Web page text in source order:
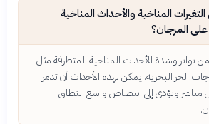
المناخية والأحداث المناخية
على المرجان؟
من تواتر وشدة الأحداث المناخية المتطرفة مثل
الحر البحرية. يمكن لهذه الأحداث أن تدمر
مباشر وتؤدي إلى ابيضاض واسع النطاق